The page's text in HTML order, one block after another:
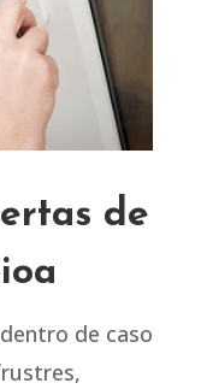
de
de caso